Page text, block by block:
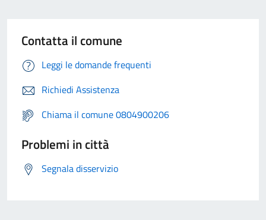
Contatta il comune
Leggi le domande frequenti
Richiedi Assistenza
Chiama il comune 0804900206
Problemi in città
Segnala disservizio